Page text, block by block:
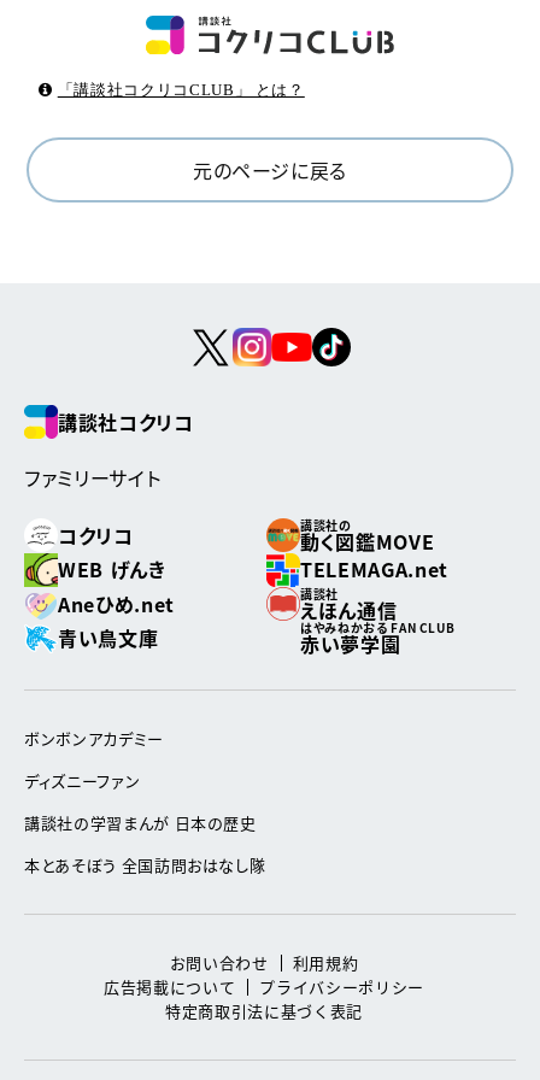
「講談社コクリコCLUB」 とは？
元のページに戻る
講談社コクリコ
ファミリーサイト
コクリコ
講談社の
動く図鑑MOVE
WEB げんき
TELEMAGA.net
Aneひめ.net
講談社
えほん通信
青い鳥文庫
はやみねかおる FAN CLUB
赤い夢学園
ボンボンアカデミー
ディズニーファン
講談社の学習まんが 日本の歴史
本とあそぼう 全国訪問おはなし隊
お問い合わせ
利用規約
広告掲載について
プライバシーポリシー
特定商取引法に基づく表記